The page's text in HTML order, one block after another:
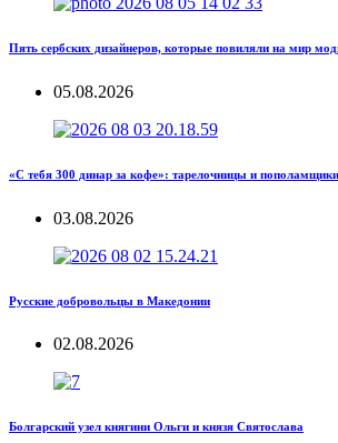
Пять сербских дизайнеров, которые повиляли на мир
05.08.2026
«С тебя 300 динар за кофе»: тарелочницы и
03.08.2026
Русские добровольцы в Македонии
02.08.2026
Болгарский узел княгини Ольги и князя Святослава